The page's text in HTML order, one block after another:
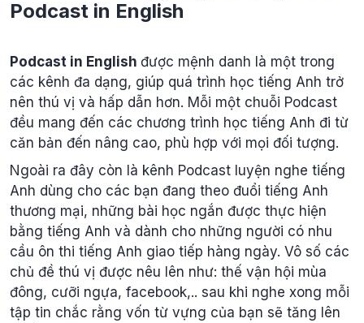
Podcast in English
Podcast in English được mệnh danh là một trong
các kênh đa dạng, giúp quá trình học tiếng Anh trở
nên thú vị và hấp dẫn hơn. Mỗi một chuỗi Podcast
đều mang đến các chương trình học tiếng Anh đi từ
căn bản đến nâng cao, phù hợp với mọi đối tượng.
Ngoài ra đây còn là kênh Podcast luyện nghe tiếng
Anh dùng cho các bạn đang theo đuổi tiếng Anh
thương mại, những bài học ngắn được thực hiện
bằng tiếng Anh và dành cho những người có nhu
cầu ôn thi tiếng Anh giao tiếp hàng ngày. Vô số các
chủ đề thú vị được nêu lên như: thế vận hội mùa
đông, cưỡi ngựa, facebook,.. sau khi nghe xong mỗi
tập tin chắc rằng vốn từ vựng của bạn sẽ tăng lên